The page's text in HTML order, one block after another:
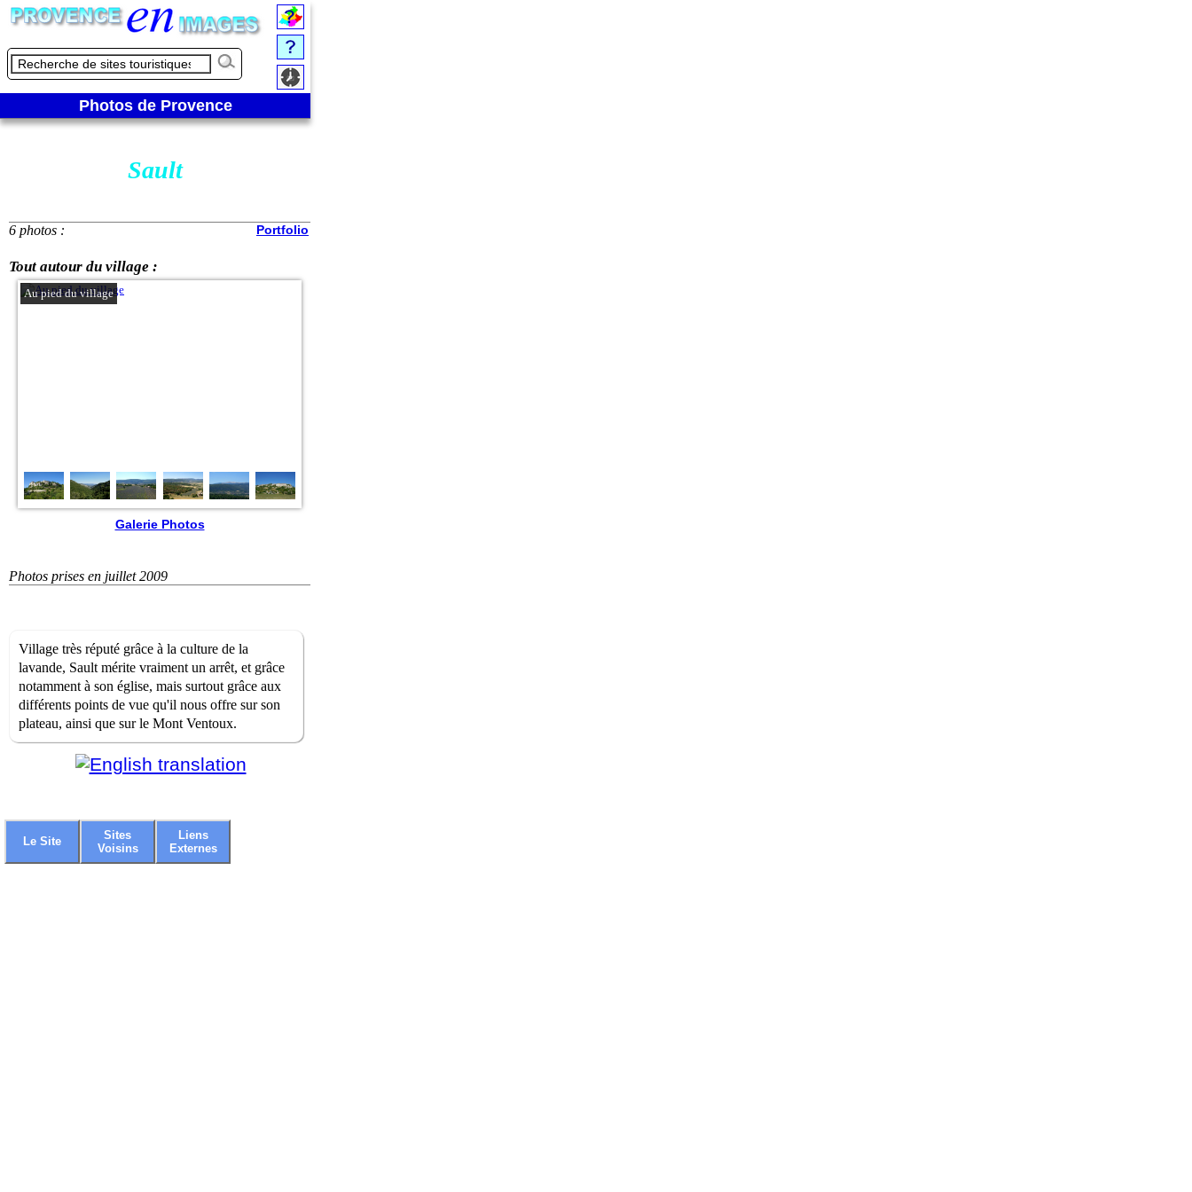
Photos de Provence
Sault
6 photos : Portfolio
Tout autour du village :
Au pied du village
Galerie Photos
Photos prises en juillet 2009
Village très réputé grâce à la culture de la
lavande, Sault mérite vraiment un arrêt, et grâce
notamment à son église, mais surtout grâce aux
différents points de vue qu'il nous offre sur son
plateau, ainsi que sur le Mont Ventoux.
Le Site
Sites
Voisins
Liens
Externes